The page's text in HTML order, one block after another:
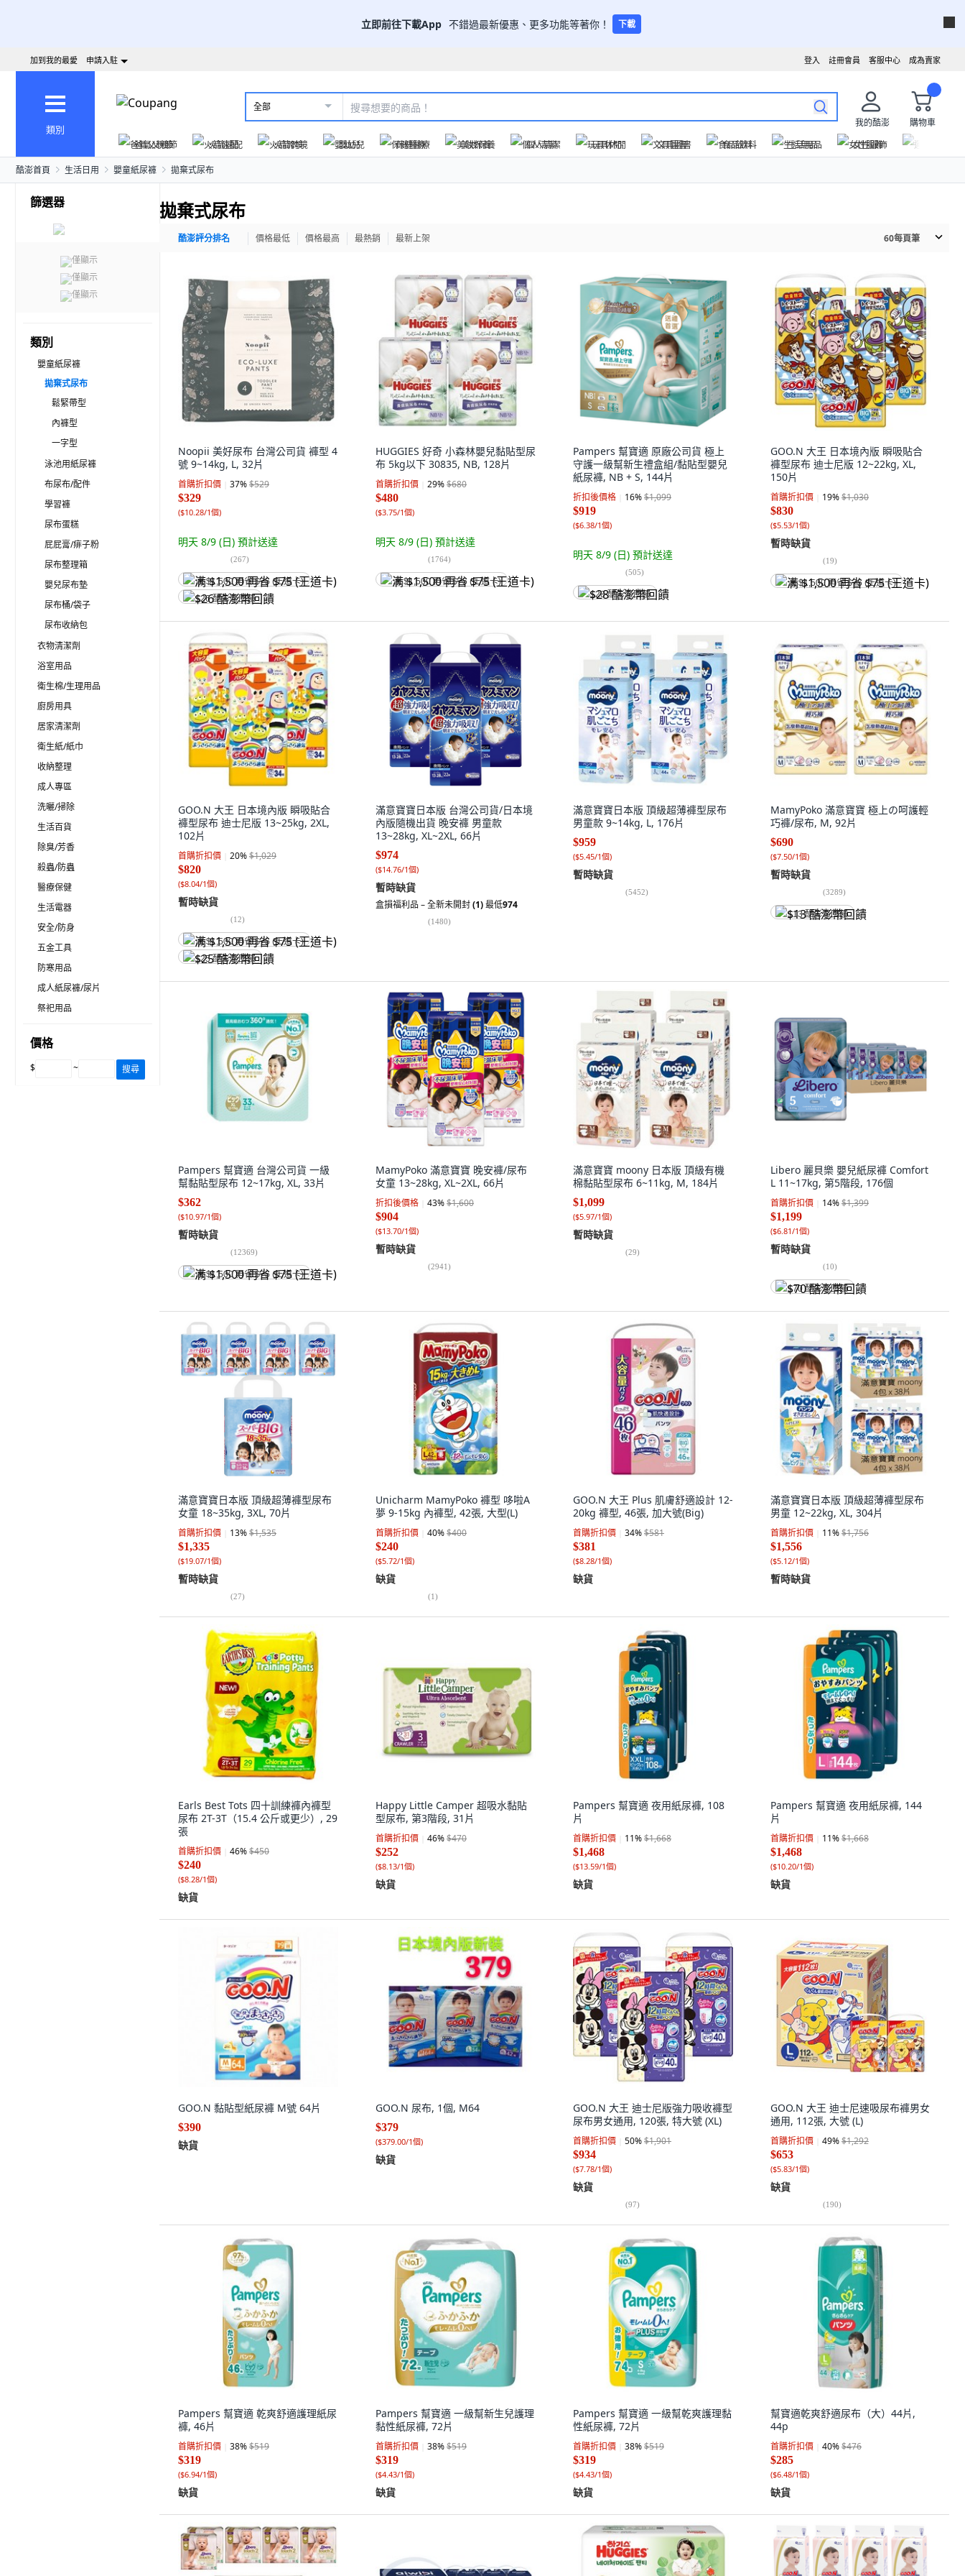
立即前往下載App 不錯過最新優惠、更多功能等著你！ 下載
成為賣家
客服中心
註冊會員
登入
加到我的最愛 申請入駐
類別
全部
我的酷澎
購物車
爸氣父親節
火箭速配 火箭跨境 嬰幼兒 保健醫療 美妝保養 個人清潔 玩具休閒 文具圖書 食品飲料 生活用品 女性服飾
酷澎首頁 生活日用 嬰童紙尿褲 拋棄式尿布
篩選器
僅顯示
僅顯示
僅顯示
類別
嬰童紙尿褲
拋棄式尿布
鬆緊帶型
內褲型
一字型
泳池用紙尿褲
布尿布/配件
學習褲
尿布蛋糕
屁屁膏/痱子粉
尿布整理箱
嬰兒尿布墊
尿布桶/袋子
尿布收納包
衣物清潔劑
浴室用品
衛生棉/生理用品
廚房用具
居家清潔劑
衛生紙/紙巾
收納整理
成人專區
洗曬/掃除
生活百貨
除臭/芳香
殺蟲/防蟲
醫療保健
生活電器
安全/防身
五金工具
防寒用品
成人紙尿褲/尿片
祭祀用品
價格
$ ~ 搜尋
拋棄式尿布
酷澎評分排名 價格最低 價格最高 最熱銷 最新上架 60每頁筆
Noopii 美好尿布 台灣公司貨 褲型 4
號 9~14kg, L, 32片
首購折扣價 37%$529
$329
($10.28/1個)
明天 8/9 (日) 預計送達
(267)
满 $1,500 再省 $75 (王道卡)
$26 酷澎幣回饋
HUGGIES 好奇 小森林嬰兒黏貼型尿
布 5kg以下 30835, NB, 128片
首購折扣價 29%$680
$480
($3.75/1個)
明天 8/9 (日) 預計送達
(1764)
满 $1,500 再省 $75 (王道卡)
Pampers 幫寶適 原廠公司貨 極上
守護一級幫新生禮盒組/黏貼型嬰兒
紙尿褲, NB + S, 144片
折扣後價格 16%$1,099
$919
($6.38/1個)
明天 8/9 (日) 預計送達
(505)
$28 酷澎幣回饋
GOO.N 大王 日本境內版 瞬吸貼合
褲型尿布 迪士尼版 12~22kg, XL,
150片
首購折扣價 19%$1,030
$830
($5.53/1個)
暫時缺貨
(19)
满 $1,500 再省 $75 (王道卡)
GOO.N 大王 日本境內版 瞬吸貼合
褲型尿布 迪士尼版 13~25kg, 2XL,
102片
首購折扣價 20%$1,029
$820
($8.04/1個)
暫時缺貨
(12)
满 $1,500 再省 $75 (王道卡)
$25 酷澎幣回饋
滿意寶寶日本版 台灣公司貨/日本境
內版隨機出貨 晚安褲 男童款
13~28kg, XL~2XL, 66片
$974
($14.76/1個)
暫時缺貨
盒損福利品 – 全新未開封(1)最低974
(1480)
滿意寶寶日本版 頂級超薄褲型尿布
男童款 9~14kg, L, 176片
$959
($5.45/1個)
暫時缺貨
(5452)
MamyPoko 滿意寶寶 極上の呵護輕
巧褲/尿布, M, 92片
$690
($7.50/1個)
暫時缺貨
(3289)
$13 酷澎幣回饋
Pampers 幫寶適 台灣公司貨 一級
幫黏貼型尿布 12~17kg, XL, 33片
$362
($10.97/1個)
暫時缺貨
(12369)
满 $1,500 再省 $75 (王道卡)
MamyPoko 滿意寶寶 晚安褲/尿布
女童 13~28kg, XL~2XL, 66片
折扣後價格 43%$1,600
$904
($13.70/1個)
暫時缺貨
(2941)
滿意寶寶 moony 日本版 頂級有機
棉黏貼型尿布 6~11kg, M, 184片
$1,099
($5.97/1個)
暫時缺貨
(29)
Libero 麗貝樂 嬰兒紙尿褲 Comfort
L 11~17kg, 第5階段, 176個
首購折扣價 14%$1,399
$1,199
($6.81/1個)
暫時缺貨
(10)
$70 酷澎幣回饋
滿意寶寶日本版 頂級超薄褲型尿布
女童 18~35kg, 3XL, 70片
首購折扣價 13%$1,535
$1,335
($19.07/1個)
暫時缺貨
(27)
Unicharm MamyPoko 褲型 哆啦A
夢 9-15kg 內褲型, 42張, 大型(L)
首購折扣價 40%$400
$240
($5.72/1個)
缺貨
(1)
GOO.N 大王 Plus 肌膚舒適設計 12-
20kg 褲型, 46張, 加大號(Big)
首購折扣價 34%$581
$381
($8.28/1個)
缺貨
滿意寶寶日本版 頂級超薄褲型尿布
男童 12~22kg, XL, 304片
首購折扣價 11%$1,756
$1,556
($5.12/1個)
暫時缺貨
Earls Best Tots 四十訓練褲內褲型
尿布 2T-3T（15.4 公斤或更少）, 29
張
首購折扣價 46%$450
$240
($8.28/1個)
缺貨
Happy Little Camper 超吸水黏貼
型尿布, 第3階段, 31片
首購折扣價 46%$470
$252
($8.13/1個)
缺貨
Pampers 幫寶適 夜用紙尿褲, 108
片
首購折扣價 11%$1,668
$1,468
($13.59/1個)
缺貨
Pampers 幫寶適 夜用紙尿褲, 144
片
首購折扣價 11%$1,668
$1,468
($10.20/1個)
缺貨
GOO.N 黏貼型紙尿褲 M號 64片
$390
缺貨
GOO.N 尿布, 1個, M64
$379
($379.00/1個)
缺貨
GOO.N 大王 迪士尼版強力吸收褲型
尿布男女通用, 120張, 特大號 (XL)
首購折扣價 50%$1,901
$934
($7.78/1個)
缺貨
(97)
GOO.N 大王 迪士尼速吸尿布褲男女
通用, 112張, 大號 (L)
首購折扣價 49%$1,292
$653
($5.83/1個)
缺貨
(190)
Pampers 幫寶適 乾爽舒適護理紙尿
褲, 46片
首購折扣價 38%$519
$319
($6.94/1個)
缺貨
Pampers 幫寶適 一級幫新生兒護理
黏性紙尿褲, 72片
首購折扣價 38%$519
$319
($4.43/1個)
缺貨
Pampers 幫寶適 一級幫乾爽護理黏
性紙尿褲, 72片
首購折扣價 38%$519
$319
($4.43/1個)
缺貨
幫寶適乾爽舒適尿布（大）44片,
44p
首購折扣價 40%$476
$285
($6.48/1個)
缺貨